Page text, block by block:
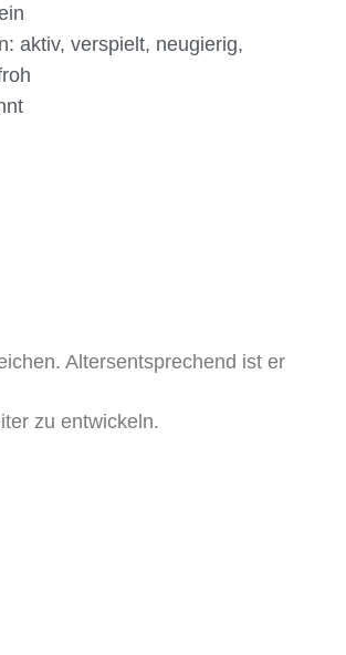
aktiv, verspielt, neugierig,
Altersentsprechend ist er
zu entwickeln.